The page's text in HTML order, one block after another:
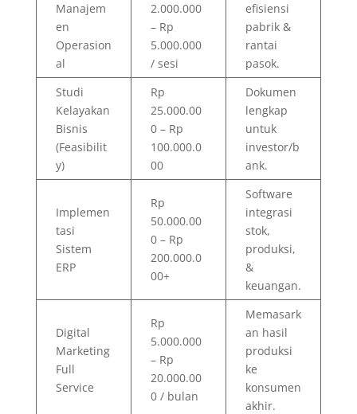
Manajem
en
Operasion
al
2.000.000
– Rp
5.000.000
/ sesi
efisiensi
pabrik &
rantai
pasok.
Studi
Kelayakan
Bisnis
(Feasibilit
y)
Rp
25.000.00
0 – Rp
100.000.0
00
Dokumen
lengkap
untuk
investor/b
ank.
Implemen
tasi
Sistem
ERP
Rp
50.000.00
0 – Rp
200.000.0
00+
Software
integrasi
stok,
produksi,
&
keuangan.
Digital
Marketing
Full
Service
Rp
5.000.000
– Rp
20.000.00
0 / bulan
Memasark
an hasil
produksi
ke
konsumen
akhir.